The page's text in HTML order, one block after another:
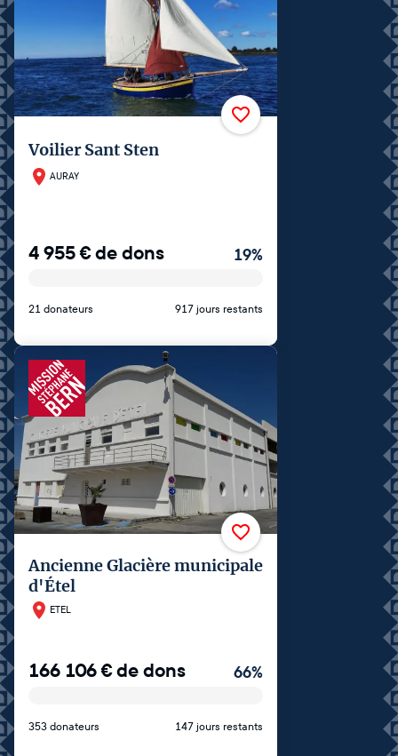
Voilier Sant Sten
AURAY
4 955€de dons 19%
21 donateurs 917 jours restants
Ancienne Glacière municipale
d'Étel
ETEL
166 106€de dons 66%
353 donateurs 147 jours restants